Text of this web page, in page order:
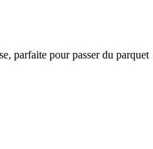
parfaite pour passer du parquet